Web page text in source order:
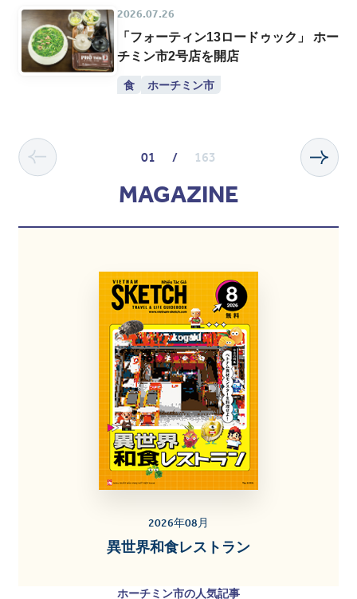
2026.07.26
「フォーティン13ロードゥック」 ホー
チミン市2号店を開店
食 ホーチミン市
01 / 163
MAGAZINE
2026年08月
異世界和食レストラン
ホーチミン市の人気記事